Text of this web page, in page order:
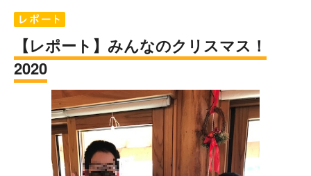
【レポート】みんなのクリスマス！
2020